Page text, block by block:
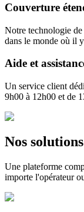
Couverture
Notre technologie
dans le monde où il
Aide et
Un service client
9h00 à 12h00 et de
Nos solutions
Une plateforme
importe l'opérateur